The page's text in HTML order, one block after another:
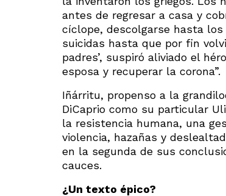
antes de regresar a casa y
cíclope, descolgarse hasta
suicidas hasta que por fin
padres’, suspiró aliviado el
esposa y recuperar la corona”.
Iñárritu, propenso a la
DiCaprio como su particular
la resistencia humana, una
violencia, hazañas y
en la segunda de sus
cauces.
¿Un texto épico?